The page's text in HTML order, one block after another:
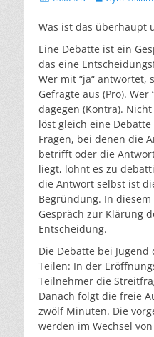
Was ist das überhaupt
Eine Debatte ist ein
das eine
Wer mit “ja“ antwortet,
Gefragte aus (Pro).
dagegen (Kontra).
löst gleich eine
Fragen, bei denen die
betriﬀt oder die
liegt, lohnt es zu
die Antwort selbst ist
Begründung. In
Gespräch zur Klärung
Entscheidung.
Die Debatte bei
Teilen: In der
Teilnehmer die
Danach folgt die freie
zwölf Minuten. Die
werden im Wechsel